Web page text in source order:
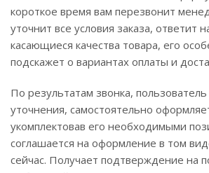
короткое время вам перезвонит
уточнит все условия заказа, ответит
касающиеся качества товара, его
подскажет о вариантах оплаты и
По результатам звонка,
уточнения, самостоятельно
укомплектовав его необходимыми
соглашается на оформление в том
сейчас. Получает подтверждение на